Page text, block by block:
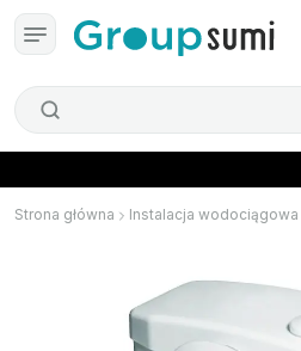
Strona główna Instalacja wodociągowa